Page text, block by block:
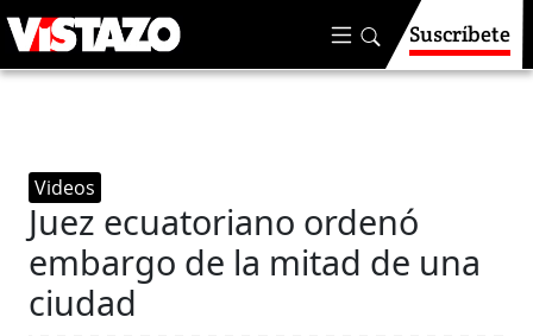
Suscríbete
Videos
Juez ecuatoriano ordenó
embargo de la mitad de una
ciudad